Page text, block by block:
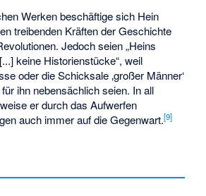
Werken beschäftige sich Hein
treibenden Kräften der Geschichte
Jedoch seien „Heins
keine Historienstücke“, weil
oder die Schicksale ‚großer Männer‘
ihn nebensächlich seien. In all
er durch das Aufwerfen
auch immer auf die Gegenwart.[9]